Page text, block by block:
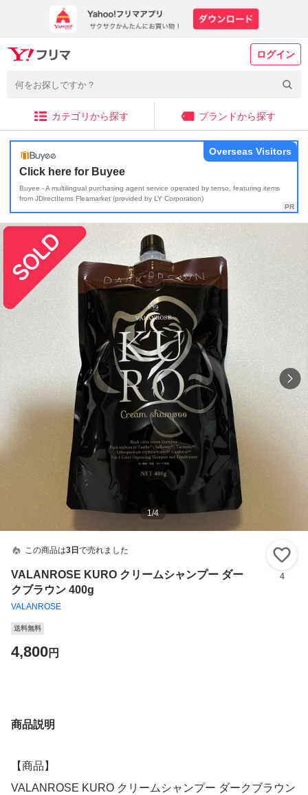
ログイン
カテゴリから探す ブランドから探す
Click here for Buyee
Buyee - A multilingual purchasing agent service operated by tenso, featuring items
from JDirectItems Fleamarket (provided by LY Corporation)
Overseas Visitors
1/4
この商品は3日 で売れました
VALANROSE KURO クリームシャンプー ダー
クブラウン 400g
VALANROSE
4
送料無料
4,800円
商品説明
【商品】
VALANROSE KURO クリームシャンプー ダークブラウン